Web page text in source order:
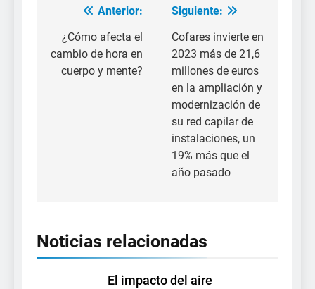
Navegación
de
entradas
Anterior:
¿Cómo afecta el
cambio de hora en
cuerpo y mente?
Siguiente:
Cofares invierte en
2023 más de 21,6
millones de euros
en la ampliación y
modernización de
su red capilar de
instalaciones, un
19% más que el
año pasado
Noticias relacionadas
El impacto del aire